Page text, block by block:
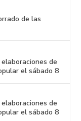
de las
de
el sábado 8
de
el sábado 8